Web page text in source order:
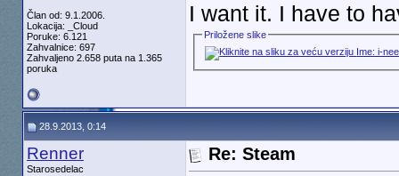
Član od: 9.1.2006.
Lokacija: _Cloud
Poruke: 6.121
Zahvalnice: 697
Zahvaljeno 2.658 puta na 1.365
poruka
I want it. I have to
Priložene slike
28.9.2013, 0:14
Renner
Starosedelac
Re: Steam